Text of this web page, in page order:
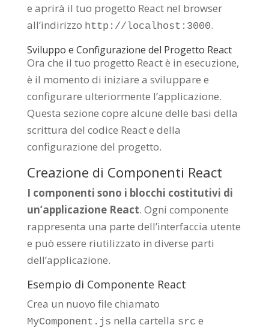
e aprirà il tuo progetto React nel browser
all’indirizzo http://localhost:3000.
Sviluppo e Configurazione del Progetto React
Ora che il tuo progetto React è in esecuzione,
è il momento di iniziare a sviluppare e
configurare ulteriormente l’applicazione.
Questa sezione copre alcune delle basi della
scrittura del codice React e della
configurazione del progetto.
Creazione di Componenti React
I componenti sono i blocchi costitutivi di
un’applicazione React. Ogni componente
rappresenta una parte dell’interfaccia utente
e può essere riutilizzato in diverse parti
dell’applicazione.
Esempio di Componente React
Crea un nuovo file chiamato
MyComponent.js nella cartella src e